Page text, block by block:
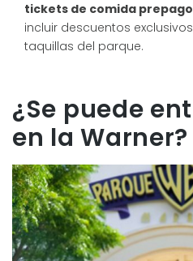
tickets de comida prepago
incluir descuentos
taquillas del parque.
¿Se puede
en la Warner?